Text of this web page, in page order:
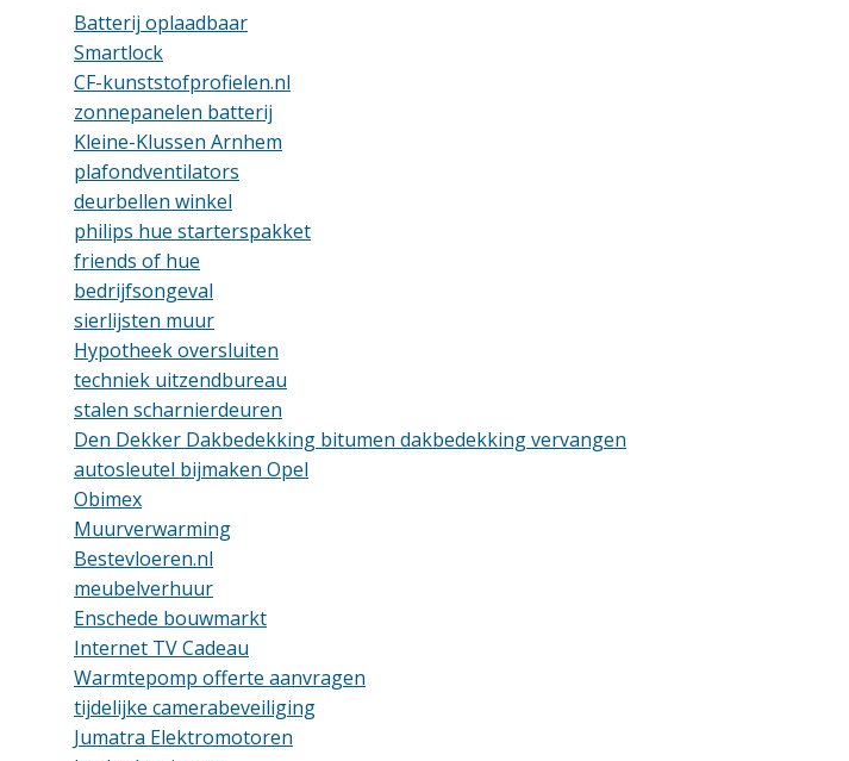
Batterij oplaadbaar
Smartlock
CF-kunststofprofielen.nl
zonnepanelen batterij
Kleine-Klussen Arnhem
plafondventilators
deurbellen winkel
philips hue starterspakket
friends of hue
bedrijfsongeval
sierlijsten muur
Hypotheek oversluiten
techniek uitzendbureau
stalen scharnierdeuren
Den Dekker Dakbedekking bitumen dakbedekking vervangen
autosleutel bijmaken Opel
Obimex
Muurverwarming
Bestevloeren.nl
meubelverhuur
Enschede bouwmarkt
Internet TV Cadeau
Warmtepomp offerte aanvragen
tijdelijke camerabeveiliging
Jumatra Elektromotoren